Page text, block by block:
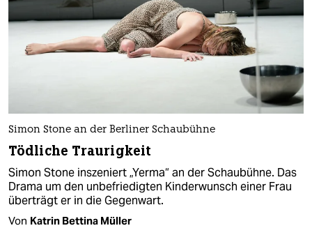
Simon Stone an der Berliner Schaubühne
Tödliche Traurigkeit
Simon Stone inszeniert „Yerma“ an der Schaubühne. Das
Drama um den unbefriedigten Kinderwunsch einer Frau
überträgt er in die Gegenwart.
Von Katrin Bettina Müller